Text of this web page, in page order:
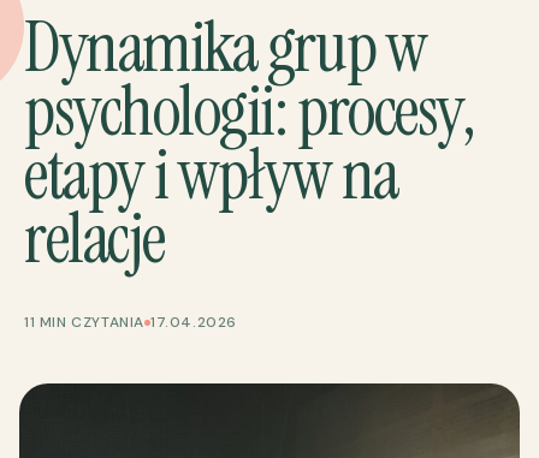
Dynamika grup w
psychologii: procesy,
etapy i wpływ na
relacje
11 MIN CZYTANIA 17.04.2026